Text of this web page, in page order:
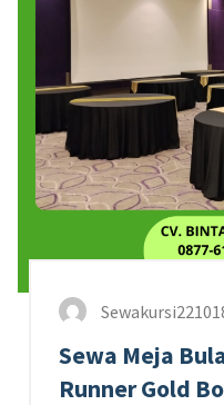
Sewa Meja
Runner Gold